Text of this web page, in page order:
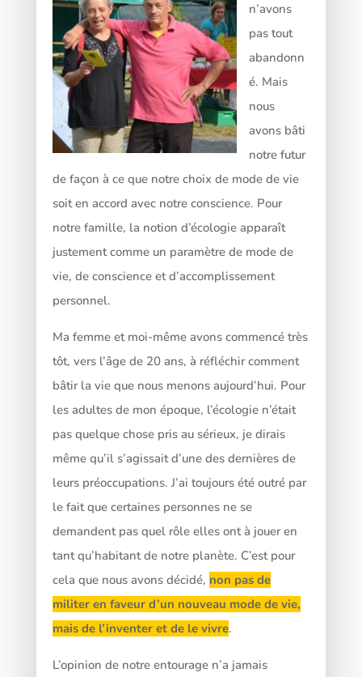
n’avons
pas tout
abandonn
é. Mais
nous
avons bâti
notre futur
de façon à ce que notre choix de mode de vie
soit en accord avec notre conscience. Pour
notre famille, la notion d’écologie apparaît
justement comme un paramètre de mode de
vie, de conscience et d’accomplissement
personnel.
Ma femme et moi-même avons commencé très
tôt, vers l’âge de 20 ans, à réfléchir comment
bâtir la vie que nous menons aujourd’hui. Pour
les adultes de mon époque, l’écologie n’était
pas quelque chose pris au sérieux, je dirais
même qu’il s’agissait d’une des dernières de
leurs préoccupations. J’ai toujours été outré par
le fait que certaines personnes ne se
demandent pas quel rôle elles ont à jouer en
tant qu’habitant de notre planète. C’est pour
cela que nous avons décidé, non pas de
militer en faveur d’un nouveau mode de vie,
mais de l’inventer et de le vivre.
L’opinion de notre entourage n’a jamais